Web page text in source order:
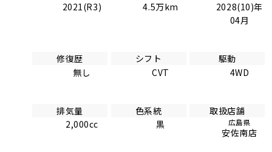
2021(R3)
4.5万km
2028(10)年
04月
修復歴
無し
シフト
CVT
駆動
4WD
排気量
2,000cc
色系統
黒
取扱店舗
広島県
安佐南店